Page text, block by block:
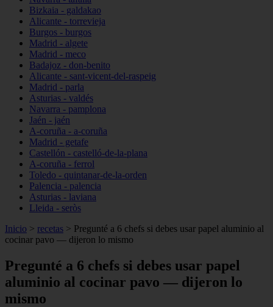
Bizkaia - galdakao
Alicante - torrevieja
Burgos - burgos
Madrid - algete
Madrid - meco
Badajoz - don-benito
Alicante - sant-vicent-del-raspeig
Madrid - parla
Asturias - valdés
Navarra - pamplona
Jaén - jaén
A-coruña - a-coruña
Madrid - getafe
Castellón - castelló-de-la-plana
A-coruña - ferrol
Toledo - quintanar-de-la-orden
Palencia - palencia
Asturias - laviana
Lleida - seròs
Inicio > recetas > Pregunté a 6 chefs si debes usar papel aluminio al
cocinar pavo — dijeron lo mismo
Pregunté a 6 chefs si debes usar papel
aluminio al cocinar pavo — dijeron lo
mismo